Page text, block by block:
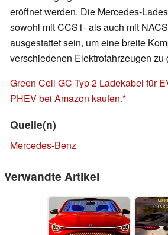
eröffnet werden. Die Mercedes-
sowohl mit CCS1- als auch mit
ausgestattet sein, um eine breite
verschiedenen Elektrofahrzeugen zu
Green Cell GC Typ 2 Ladekabel für
PHEV bei Amazon kaufen.
Quelle(n)
Mercedes-Benz
Verwandte Artikel